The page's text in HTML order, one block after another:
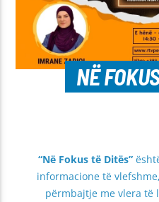
NË
“Në Fokus të Ditës”
informacione të
përmbajtje me vlera të